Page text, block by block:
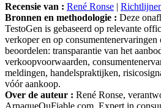
Recensie van : René Ronse |
Bronnen en methodologie : Deze
TestoGen is gebaseerd op relevante
verkoper en op
beoordelen: transparantie van het
verkoopvoorwaarden,
meldingen, handelspraktijken,
vóór aankoop.
Over de auteur : René Ronse,
ArnaqueOuFiable.com. Expert in